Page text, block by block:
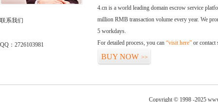
联系我们
QQ：2726103981
4.cn is a world leading domain escrow service
million RMB transaction volume every year. We
5 workdays.
For detailed process, you can “visit here” or contact
BUY NOW >>
Copyright © 1998 -2025